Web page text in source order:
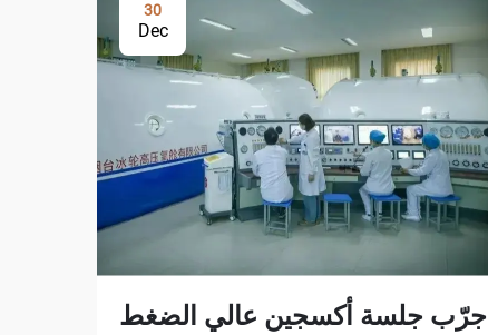
30
Dec
جرّب جلسة أكسجين عالي الضغط